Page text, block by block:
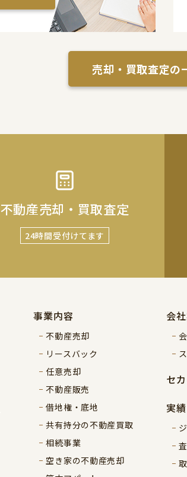
売却・買取査定の
不動産売却・買取査定
24時間受付けてます
事業内容
不動産売却
リースバック
任意売却
不動産販売
借地権・底地
共有持分の不動産買取
相続事業
空き家の不動産売却
会
セ
実績